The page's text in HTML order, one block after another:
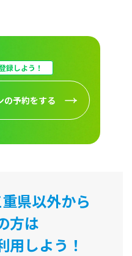
録しよう！
の予約をする
県以外から
方は
用しよう！